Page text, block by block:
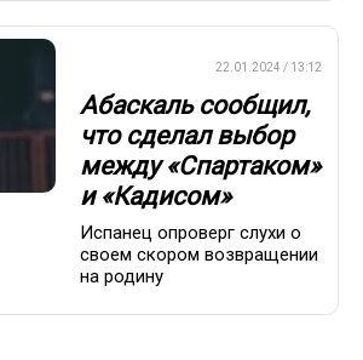
22.01.2024 / 13:12
Абаскаль сообщил,
что сделал выбор
между «Спартаком»
и «Кадисом»
Испанец опроверг слухи о
своем скором возвращении
на родину